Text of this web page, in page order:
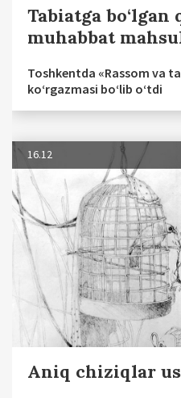
Tabiatga
muhabbat
Toshkеntda «Rassom va
koʻrgazmasi boʻlib oʻtdi
16.12
Aniq chiziqlar